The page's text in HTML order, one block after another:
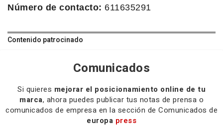
Número de contacto: 611635291
Contenido patrocinado
Comunicados
Si quieres mejorar el posicionamiento online de tu
marca, ahora puedes publicar tus notas de prensa o
comunicados de empresa en la sección de Comunicados de
europa press